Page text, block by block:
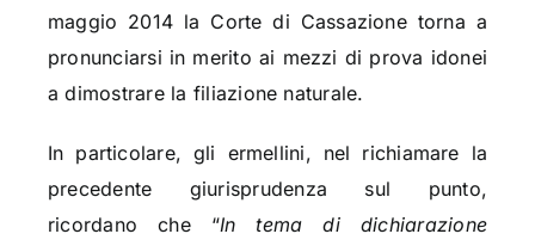
maggio 2014 la Corte di Cassazione torna a
pronunciarsi in merito ai mezzi di prova idonei
a dimostrare la filiazione naturale.
In particolare, gli ermellini, nel richiamare la
precedente giurisprudenza sul punto,
ricordano che “In tema di dichiarazione